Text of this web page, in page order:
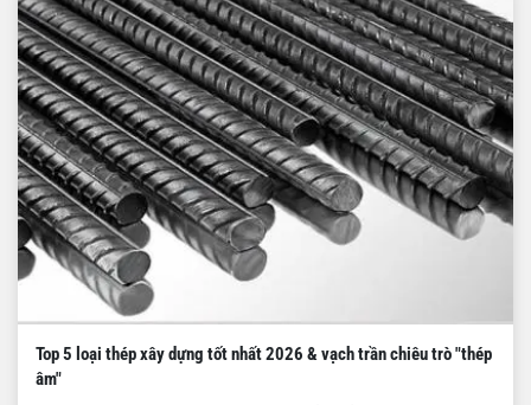
Top 5 loại thép xây dựng tốt nhất 2026 & vạch trần chiêu trò "thép
âm"